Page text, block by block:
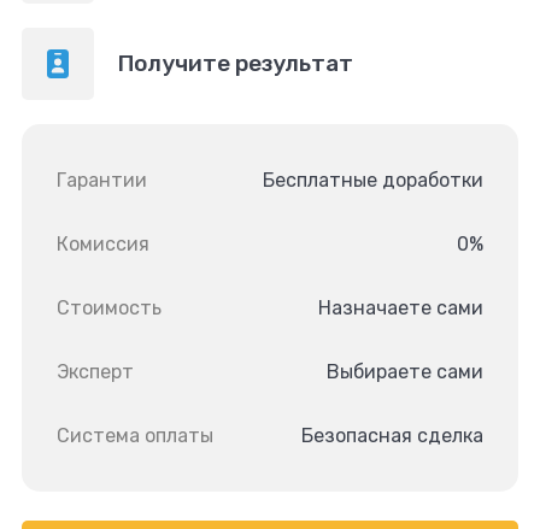
Получите результат
Гарантии Бесплатные доработки
Комиссия 0%
Стоимость Назначаете сами
Эксперт Выбираете сами
Система оплаты Безопасная сделка